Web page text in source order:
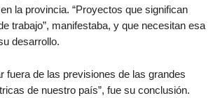
la provincia. “Proyectos que significan
trabajo”, manifestaba, y que necesitan esa
desarrollo.
fuera de las previsiones de las grandes
de nuestro país”, fue su conclusión.